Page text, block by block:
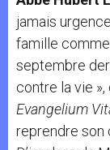
jamais
famille
septembre
contre la vie
Evangelium
reprendre son